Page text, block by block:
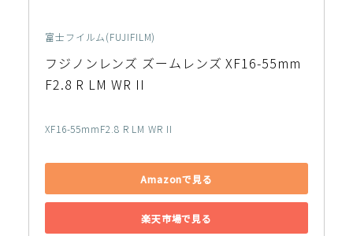
富士フイルム(FUJIFILM)
フジノンレンズ ズームレンズ XF16-55mm
F2.8 R LM WR II
XF16-55mmF2.8 R LM WR II
Amazonで見る
楽天市場で見る